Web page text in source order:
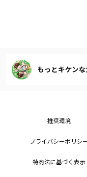
もっとキケン
推奨環境
プライバシーポリシ
特商法に基づく表示